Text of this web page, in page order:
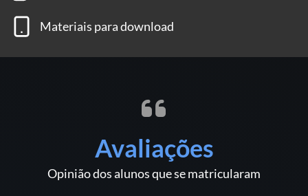
Materiais para download
Avaliações
Opinião dos alunos que se matricularam